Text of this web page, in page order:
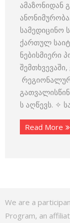
ამაზონიდან
სამედიცინო
ქართულ
ნებისმიერი
ს აღწევს. ✧
Read More
We are a
Program, an